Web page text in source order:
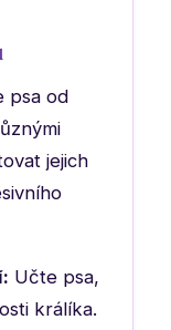
psa od
jejich
Učte psa,
králíka.